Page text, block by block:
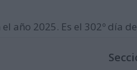
el año 2025. Es el 302º día